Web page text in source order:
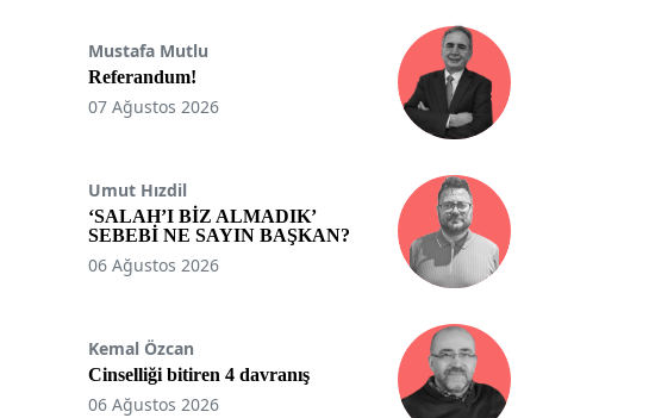
Mustafa Mutlu
Referandum!
07 Ağustos 2026
Umut Hızdil
‘SALAH’I BİZ ALMADIK’
SEBEBİ NE SAYIN BAŞKAN?
06 Ağustos 2026
Kemal Özcan
Cinselliği bitiren 4 davranış
06 Ağustos 2026